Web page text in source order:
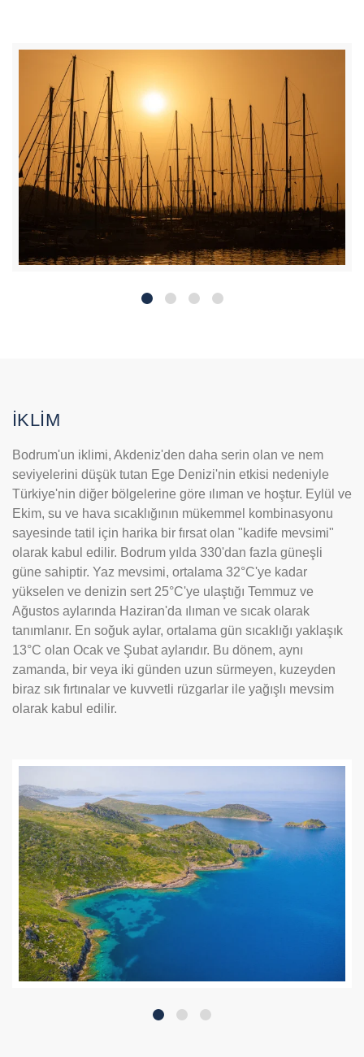
İKLİM
Bodrum'un iklimi, Akdeniz'den daha serin olan ve nem
seviyelerini düşük tutan Ege Denizi'nin etkisi nedeniyle
Türkiye'nin diğer bölgelerine göre ılıman ve hoştur. Eylül ve
Ekim, su ve hava sıcaklığının mükemmel kombinasyonu
sayesinde tatil için harika bir fırsat olan "kadife mevsimi"
olarak kabul edilir. Bodrum yılda 330'dan fazla güneşli
güne sahiptir. Yaz mevsimi, ortalama 32°C'ye kadar
yükselen ve denizin sert 25°C'ye ulaştığı Temmuz ve
Ağustos aylarında Haziran'da ılıman ve sıcak olarak
tanımlanır. En soğuk aylar, ortalama gün sıcaklığı yaklaşık
13°C olan Ocak ve Şubat aylarıdır. Bu dönem, aynı
zamanda, bir veya iki günden uzun sürmeyen, kuzeyden
biraz sık fırtınalar ve kuvvetli rüzgarlar ile yağışlı mevsim
olarak kabul edilir.